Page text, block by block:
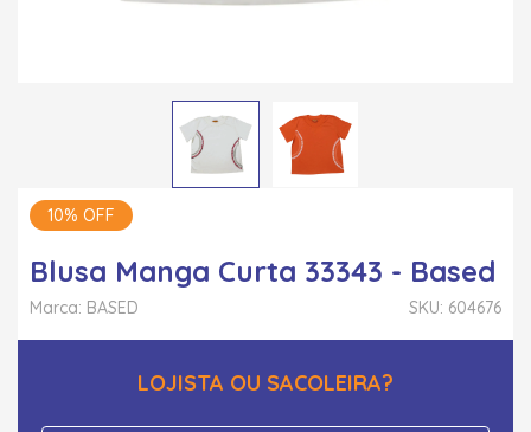
10% OFF
Blusa Manga Curta 33343 - Based
SKU: 604676
Marca: BASED
LOJISTA OU SACOLEIRA?